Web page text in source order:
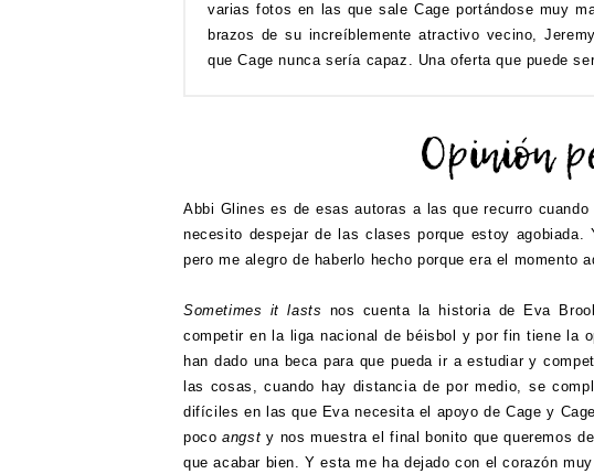
varias fotos en las que sale Cage portándose muy
brazos de su increíblemente atractivo vecino,
que Cage nunca sería capaz. Una oferta que puede
Abbi Glines es de esas autoras a las que recurro
necesito despejar de las clases porque estoy
pero me alegro de haberlo hecho porque era el momento
Sometimes it lasts nos cuenta la historia de Eva
competir en la liga nacional de béisbol y por fin tiene la
han dado una beca para que pueda ir a estudiar y
las cosas, cuando hay distancia de por medio, se
difíciles en las que Eva necesita el apoyo de Cage y
pocoangst y nos muestra el final bonito que queremos
que acabar bien. Y esta me ha dejado con el corazón